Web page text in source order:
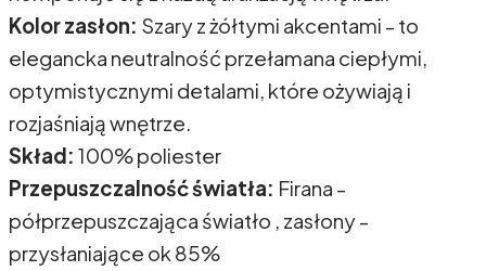
Kolor zasłon: Szary z żółtymi akcentami - to
elegancka neutralność przełamana ciepłymi,
optymistycznymi detalami, które ożywiają i
rozjaśniają wnętrze.
Skład: 100% poliester
Przepuszczalność światła: Firana -
półprzepuszczająca światło , zasłony -
przysłaniające ok 85%